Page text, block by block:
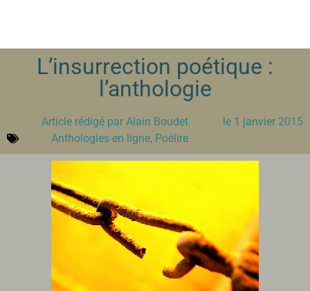
L’insurrection poétique :
l’anthologie
Article rédigé par Alain Boudet le 1 janvier 2015
Anthologies en ligne, Poélire